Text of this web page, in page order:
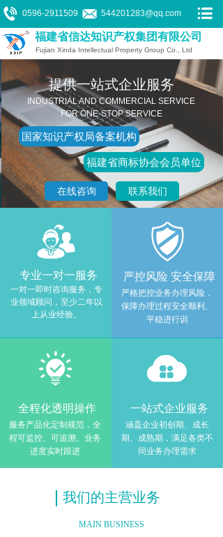
0596-2911509 544201283@qq.com
福建省信达知识产权集团有限公司
Fujian Xinda Intellectual Property Group Co., Ltd
提供一站式企业服务
INDUSTRIAL AND COMMERCIAL SERVICE
FOR ONE-STOP SERVICE
国家知识产权局备案机构
福建省商标协会会员单位
联系我们
在线咨询
严控风险 安全保障
严格把控业务办理风险，
保障办理过程安全顺利、
平稳进行训
专业一对一服务
一对一即时咨询服务，专
业领域顾问，至少二年以
上从业经验。
一站式企业服务
涵盖企业初创期、成长
期、成熟期，满足各类不
同业务办理需求
全程化透明操作
服务产品化定制规范，全
程可监控、可追溯、业务
进度实时跟进
我们的主营业务
MAIN BUSINESS